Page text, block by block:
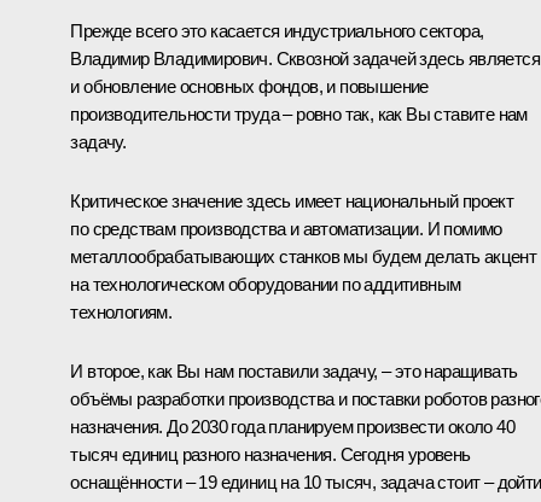
Прежде всего это касается индустриального сектора,
Владимир Владимирович. Сквозной задачей здесь является
и обновление основных фондов, и повышение
производительности труда – ровно так, как Вы ставите нам
задачу.
Критическое значение здесь имеет национальный проект
по средствам производства и автоматизации. И помимо
металлообрабатывающих станков мы будем делать акцент
на технологическом оборудовании по аддитивным
технологиям.
И второе, как Вы нам поставили задачу, – это наращивать
объёмы разработки производства и поставки роботов
назначения. До 2030 года планируем произвести около 40
тысяч единиц разного назначения. Сегодня уровень
оснащённости – 19 единиц на 10 тысяч, задача стоит – дойти